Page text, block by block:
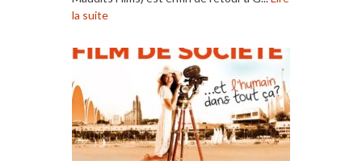
la suite